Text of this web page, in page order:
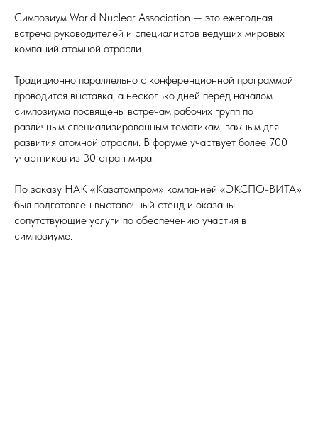
Симпозиум World Nuclear Association — это ежегодная
встреча руководителей и специалистов ведущих мировых
компаний атомной отрасли.
Традиционно параллельно с конференционной программой
проводится выставка, а несколько дней перед началом
симпозиума посвящены встречам рабочих групп по
различным специализированным тематикам, важным для
развития атомной отрасли. В форуме участвует более 700
участников из 30 стран мира.
По заказу НАК «Казатомпром» компанией «ЭКСПО-ВИТА»
был подготовлен выставочный стенд и оказаны
сопутствующие услуги по обеспечению участия в
симпозиуме.